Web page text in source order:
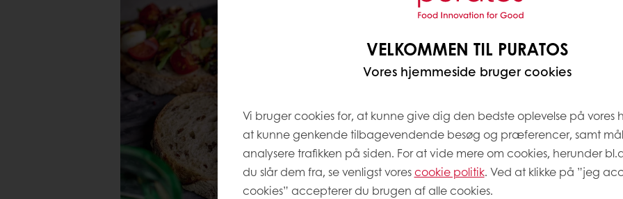
Kerner og frø har altid
energi og mange
mineraler. Nu hvor
søger de enkle måder
Ifølge vores Taste
at tilsætning af
kigger endda efter
tendens er accelereret
nedenfor. Vi spurgte:
ville du spise mere af
VELKOMMEN TIL PURATOS
Vores hjemmeside bruger cookies
Vi bruger cookies for, at kunne give dig den bedste oplevelse på vores
at kunne genkende tilbagevendende besøg og præferencer, samt
analysere trafikken på siden. For at vide mere om cookies, herunder
du slår dem fra, se venligst vorescookie politik. Ved at klikke på ”jeg
cookies” accepterer du brugen af alle cookies.